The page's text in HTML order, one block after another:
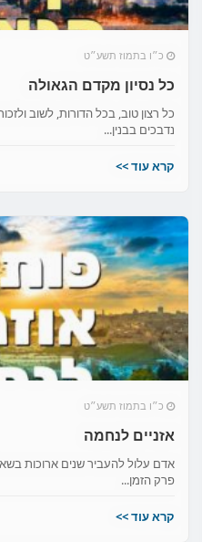
כ״ו בתמוז תשע״ט
כל נסיון מקדם הגאולה
כל רצון טוב, בכל הדורות, לשוב
נדבכים בבנין...
קרא עוד >>
כ״ו בתמוז תשע״ט
אזניים לנחמה
אדם עלול להעביר שנים ארוכות
פרק הזמן...
קרא עוד >>